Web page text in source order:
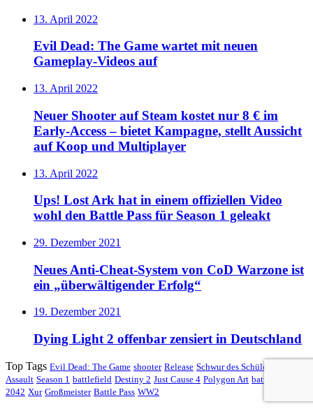
13. April 2022
Evil Dead: The Game wartet mit neuen
Gameplay-Videos auf
13. April 2022
Neuer Shooter auf Steam kostet nur 8 € im
Early-Access – bietet Kampagne, stellt Aussicht
auf Koop und Multiplayer
13. April 2022
Ups! Lost Ark hat in einem offiziellen Video
wohl den Battle Pass für Season 1 geleakt
29. Dezember 2021
Neues Anti-Cheat-System von CoD Warzone ist
ein „überwältigender Erfolg“
19. Dezember 2021
Dying Light 2 offenbar zensiert in Deutschland
Top Tags Evil Dead: The Game shooter Release Schwur des Schülers
Assault Season 1 battlefield Destiny 2 Just Cause 4 Polygon Art battlefield
2042 Xur Großmeister Battle Pass WW2